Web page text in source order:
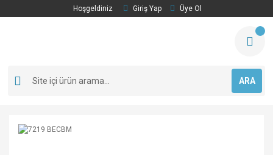
Hoşgeldiniz Giriş Yap Üye Ol
ARA